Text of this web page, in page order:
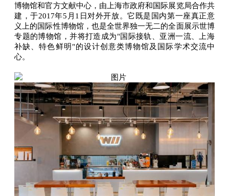
博物馆和官方文献中心，由上海市政府和国际展览局合作共
建，于2017年5月1日对外开放。它既是国内第一座真正意
义上的国际性博物馆，也是全世界独一无二的全面展示世博
专题的博物馆，并将打造成为"国际接轨、亚洲一流、上海
补缺、特色鲜明"的设计创意类博物馆及国际学术交流中
心。